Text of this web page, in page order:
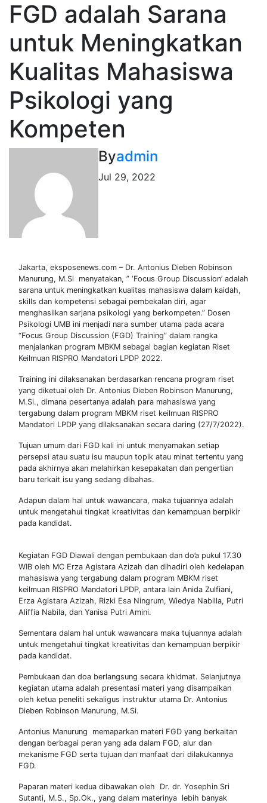
FGD adalah Sarana
untuk Meningkatkan
Kualitas Mahasiswa
Psikologi yang
Kompeten
Byadmin
Jul 29, 2022
Jakarta, eksposenews.com – Dr. Antonius Dieben Robinson
Manurung, M.Si menyatakan, ” ‘Focus Group Discussion’ adalah
sarana untuk meningkatkan kualitas mahasiswa dalam kaidah,
skills dan kompetensi sebagai pembekalan diri, agar
menghasilkan sarjana psikologi yang berkompeten.” Dosen
Psikologi UMB ini menjadi nara sumber utama pada acara
“Focus Group Discussion (FGD) Training” dalam rangka
menjalankan program MBKM sebagai bagian kegiatan Riset
Keilmuan RISPRO Mandatori LPDP 2022.
Training ini dilaksanakan berdasarkan rencana program riset
yang diketuai oleh Dr. Antonius Dieben Robinson Manurung,
M.Si., dimana pesertanya adalah para mahasiswa yang
tergabung dalam program MBKM riset keilmuan RISPRO
Mandatori LPDP yang dilaksanakan secara daring (27/7/2022).
Tujuan umum dari FGD kali ini untuk menyamakan setiap
persepsi atau suatu isu maupun topik atau minat tertentu yang
pada akhirnya akan melahirkan kesepakatan dan pengertian
baru terkait isu yang sedang dibahas.
Adapun dalam hal untuk wawancara, maka tujuannya adalah
untuk mengetahui tingkat kreativitas dan kemampuan berpikir
pada kandidat.
Kegiatan FGD Diawali dengan pembukaan dan do’a pukul 17.30
WIB oleh MC Erza Agistara Azizah dan dihadiri oleh kedelapan
mahasiswa yang tergabung dalam program MBKM riset
keilmuan RISPRO Mandatori LPDP, antara lain Anida Zulfiani,
Erza Agistara Azizah, Rizki Esa Ningrum, Wiedya Nabilla, Putri
Aliffia Nabila, dan Yanisa Putri Amini.
Sementara dalam hal untuk wawancara maka tujuannya adalah
untuk mengetahui tingkat kreativitas dan kemampuan berpikir
pada kandidat.
Pembukaan dan doa berlangsung secara khidmat. Selanjutnya
kegiatan utama adalah presentasi materi yang disampaikan
oleh ketua peneliti sekaligus instruktur utama Dr. Antonius
Dieben Robinson Manurung, M.Si.
Antonius Manurung memaparkan materi FGD yang berkaitan
dengan berbagai peran yang ada dalam FGD, alur dan
mekanisme FGD serta tujuan dan manfaat dari dilakukannya
FGD.
Paparan materi kedua dibawakan oleh Dr. dr. Yosephin Sri
Sutanti, M.S., Sp.Ok., yang dalam materinya lebih banyak